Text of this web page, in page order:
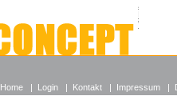
Alle
Wieso
Home | Login | Kontakt | Impressum |